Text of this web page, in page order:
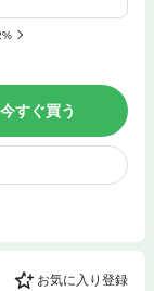
今すぐ買う
お気に入り登録